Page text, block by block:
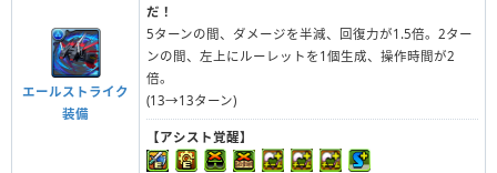
エールストライク
装備
だ！
5ターンの間、ダメージを半減、回復力が1.5倍。2ター
ンの間、左上にルーレットを1個生成、操作時間が2
倍。
(13→13ターン)
【アシスト覚醒】